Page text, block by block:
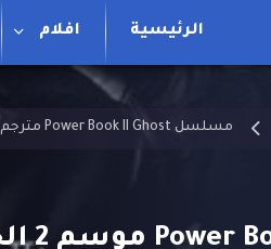
الرئيسية افلام
مسلسل Power Book II Ghost مترجم